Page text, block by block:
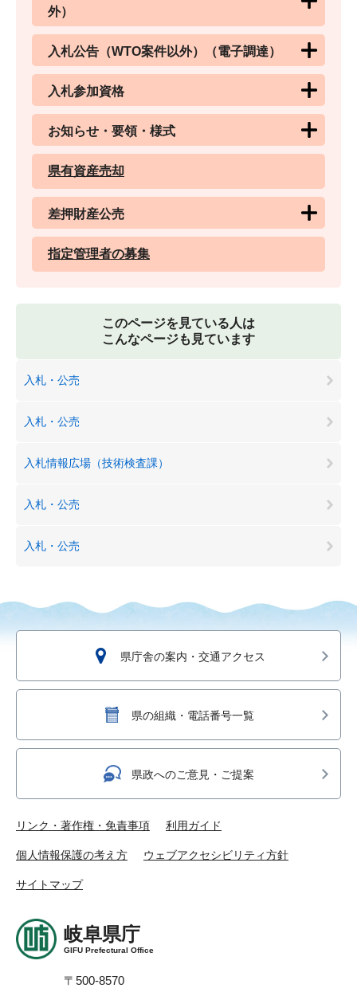
外）
入札公告（WTO案件以外）（電子調達）
入札参加資格
お知らせ・要領・様式
県有資産売却
差押財産公売
指定管理者の募集
このページを見ている人は
こんなページも見ています
入札・公売
入札・公売
入札情報広場（技術検査課）
入札・公売
入札・公売
県庁舎の案内・交通アクセス
県の組織・電話番号一覧
県政へのご意見・ご提案
リンク・著作権・免責事項 利用ガイド
個人情報保護の考え方 ウェブアクセシビリティ方針
サイトマップ
岐阜県庁
GIFU Prefectural Office
〒500-8570